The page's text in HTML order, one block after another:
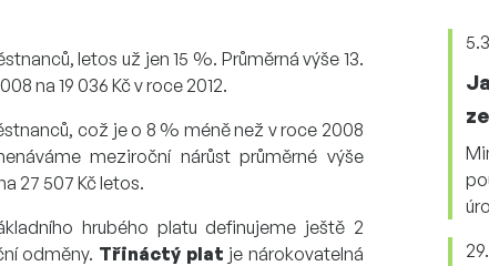
letos už jen 15 %. Průměrná výše 13.
na 19 036 Kč v roce 2012.
což je o 8 % méně než v roce 2008
meziroční nárůst průměrné výše
27 507 Kč letos.
hrubého platu definujeme ještě 2
odměny. Třináctý plat je nárokovatelná